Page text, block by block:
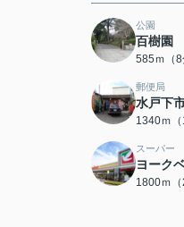
公園
百樹園
585ｍ（8
郵便局
水戸下
1340ｍ（
スーパー
ヨーク
1800ｍ（